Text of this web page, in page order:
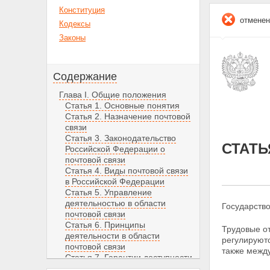
Конституция
Кодексы
Законы
Содержание
Глава I. Общие положения
Статья 1. Основные понятия
Статья 2. Назначение почтовой
связи
Статья 3. Законодательство
Российской Федерации о
почтовой связи
Статья 4. Виды почтовой связи
в Российской Федерации
Статья 5. Управление
деятельностью в области
почтовой связи
Статья 6. Принципы
деятельности в области
почтовой связи
Статья 7. Гарантии доступности
Трудовые
также